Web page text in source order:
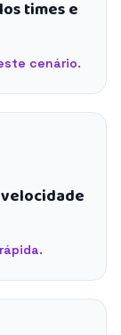
times e
cenário.